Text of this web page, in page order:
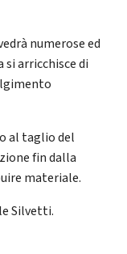
numerose ed
arricchisce di
al taglio del
fin dalla
materiale.
Silvetti.